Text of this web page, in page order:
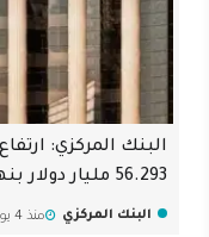
البنك المركزي:
56.293 مليار دولار بنهاية يوليو
البنك المركزي منذ 4 يوم